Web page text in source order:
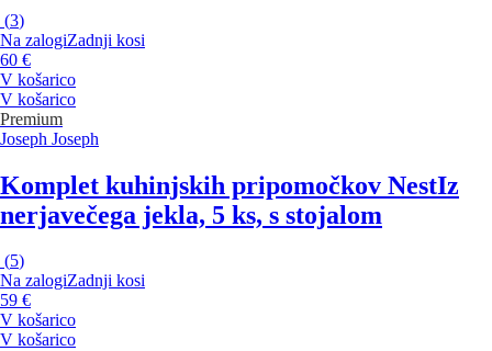
(3)
Na zalogiZadnji kosi
60 €
V košarico
V košarico
Premium
Joseph Joseph
Komplet kuhinjskih pripomočkov NestIz
nerjavečega jekla, 5 ks, s stojalom
(5)
Na zalogiZadnji kosi
59 €
V košarico
V košarico